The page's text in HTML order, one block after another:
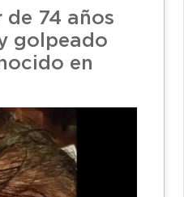
74 años
golpeado
en